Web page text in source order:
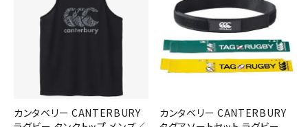
カンタベリー CANTERBURY
カンタベリー CANTERBURY